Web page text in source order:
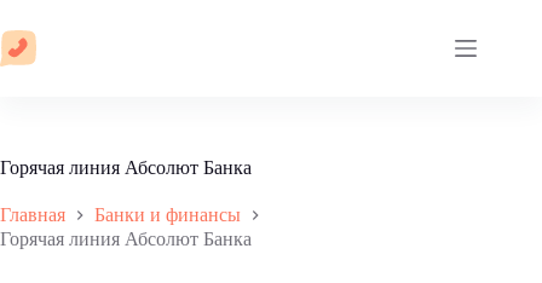
к
сути
Горячая линия Абсолют Банка
Главная
Банки и финансы
Горячая линия Абсолют Банка